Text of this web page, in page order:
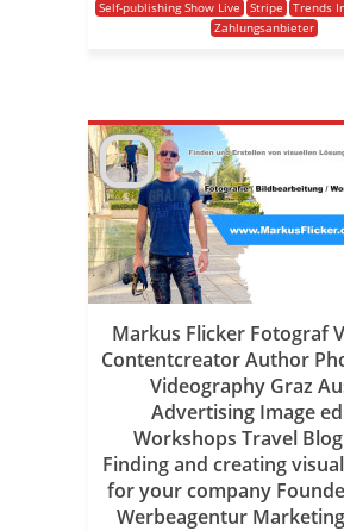
Self-publishing Show Live
Stripe
Trends
Zahlungsanbieter
Markus Flicker Fotograf
Contentcreator Author
Videography Graz
Advertising Image
Workshops Travel
Finding and creating
for your company
Werbeagentur